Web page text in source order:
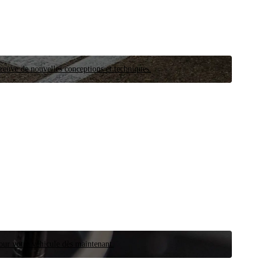
de nouvelles conceptions et techniques.
votre véhicule dès maintenant.